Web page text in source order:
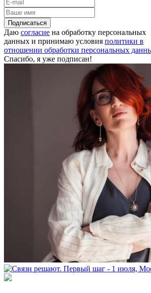
Подписаться
Даю согласие на обработку персональных
данных и принимаю условия политики в
отношении обработки персональных
Спасибо, я уже подписан!